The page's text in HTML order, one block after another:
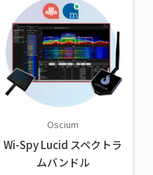
Oscium
Wi-Spy Lucid スペクトラ
ムバンドル